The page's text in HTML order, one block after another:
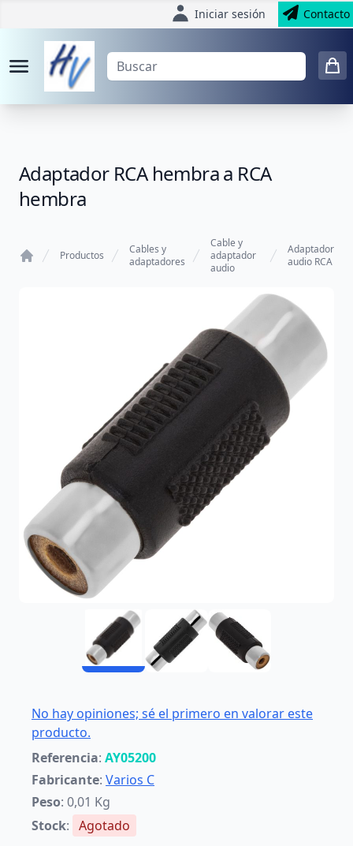
Iniciar sesión Contacto
Adaptador RCA hembra a RCA
hembra
Productos
Cables y
adaptadores
Cable y
adaptador
audio
Adaptador
audio RCA
No hay opiniones; sé el primero en valorar este
producto.
Referencia: AY05200
Fabricante: Varios C
Peso: 0,01 Kg
Stock: Agotado